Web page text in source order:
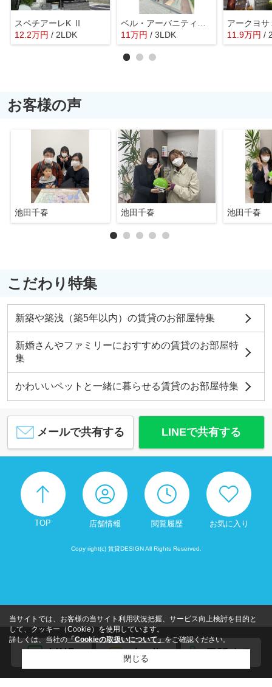
スペチアーレK Ⅱ
12.2万円 / 2LDK
ベル・アーバニティ住吉清水丘
11万円 / 3LDK
アークヨサ
11.9万円 /
お客様の声
池田千春 池田千春 池田千春
こだわり特集
新築や築浅（築5年以内）の賃貸のお部屋特集
新婚さんやファミリーにおすすめの賃貸のお部屋特
集
かわいいペットと一緒に暮らせる賃貸のお部屋特集
メールで共有する LINEで共有する
TOP 店舗情報 閲覧履歴 お気に入り
Copy right(c) 賃貸DESIGN All Rights Reserved.
当サイトでは、お客様の当サイト利用状況把握、サービス向上検討を目的と
して、クッキー（Cookie）を使用しています。
詳しくは、当社の 「Cookieの取扱いについて」 をご確認ください。
閉じる